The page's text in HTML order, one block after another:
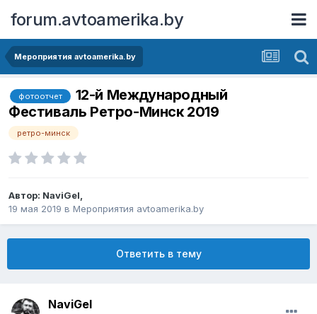
forum.avtoamerika.by
Мероприятия avtoamerika.by
фотоотчет
12-й Международный
Фестиваль Ретро-Минск 2019
ретро-минск
Автор: NaviGel,
19 мая 2019 в Мероприятия avtoamerika.by
Ответить в тему
NaviGel